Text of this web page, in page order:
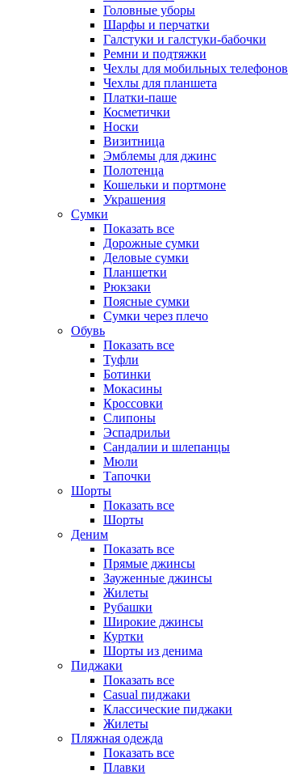
Головные уборы
Шарфы и перчатки
Галстуки и галстуки-бабочки
Ремни и подтяжки
Чехлы для мобильных телефонов
Чехлы для планшета
Платки-паше
Косметички
Носки
Визитница
Эмблемы для джинс
Полотенца
Кошельки и портмоне
Украшения
Сумки
Показать все
Дорожные сумки
Деловые сумки
Планшетки
Рюкзаки
Поясные сумки
Сумки через плечо
Обувь
Показать все
Туфли
Ботинки
Мокасины
Кроссовки
Слипоны
Эспадрильи
Сандалии и шлепанцы
Мюли
Тапочки
Шорты
Показать все
Шорты
Деним
Показать все
Прямые джинсы
Зауженные джинсы
Жилеты
Рубашки
Широкие джинсы
Куртки
Шорты из денима
Пиджаки
Показать все
Casual пиджаки
Классические пиджаки
Жилеты
Пляжная одежда
Показать все
Плавки